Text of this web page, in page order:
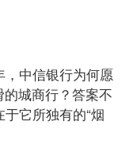
，中信银行为何愿
城商行？答案不
它所独有的“烟